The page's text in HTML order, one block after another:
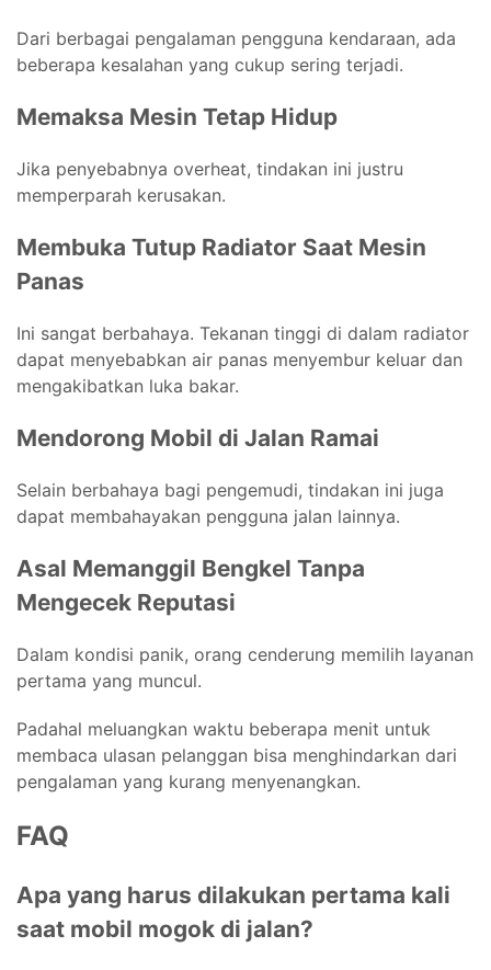
Dari berbagai pengalaman pengguna kendaraan, ada
beberapa kesalahan yang cukup sering terjadi.
Memaksa Mesin Tetap Hidup
Jika penyebabnya overheat, tindakan ini justru
memperparah kerusakan.
Membuka Tutup Radiator Saat Mesin
Panas
Ini sangat berbahaya. Tekanan tinggi di dalam radiator
dapat menyebabkan air panas menyembur keluar dan
mengakibatkan luka bakar.
Mendorong Mobil di Jalan Ramai
Selain berbahaya bagi pengemudi, tindakan ini juga
dapat membahayakan pengguna jalan lainnya.
Asal Memanggil Bengkel Tanpa
Mengecek Reputasi
Dalam kondisi panik, orang cenderung memilih layanan
pertama yang muncul.
Padahal meluangkan waktu beberapa menit untuk
membaca ulasan pelanggan bisa menghindarkan dari
pengalaman yang kurang menyenangkan.
FAQ
Apa yang harus dilakukan pertama kali
saat mobil mogok di jalan?